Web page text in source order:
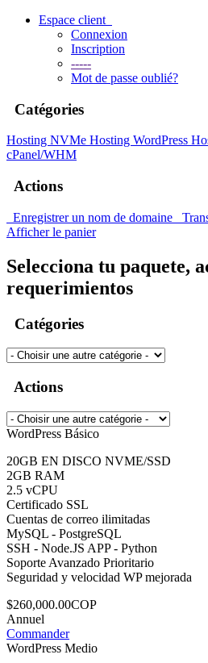
Espace client
Connexion
Inscription
-----
Mot de passe oublié?
Catégories
Hosting NVMe Hosting WordPress
cPanel/WHM
Actions
Enregistrer un nom de domaine
Afficher le panier
Selecciona tu paquete,
requerimientos
Catégories
Actions
WordPress Básico
20GB EN DISCO NVME/SSD
2GB RAM
2.5 vCPU
Certificado SSL
Cuentas de correo ilimitadas
MySQL - PostgreSQL
SSH - Node.JS APP - Python
Soporte Avanzado Prioritario
Seguridad y velocidad WP mejorada
$260,000.00COP
Annuel
Commander
WordPress Medio